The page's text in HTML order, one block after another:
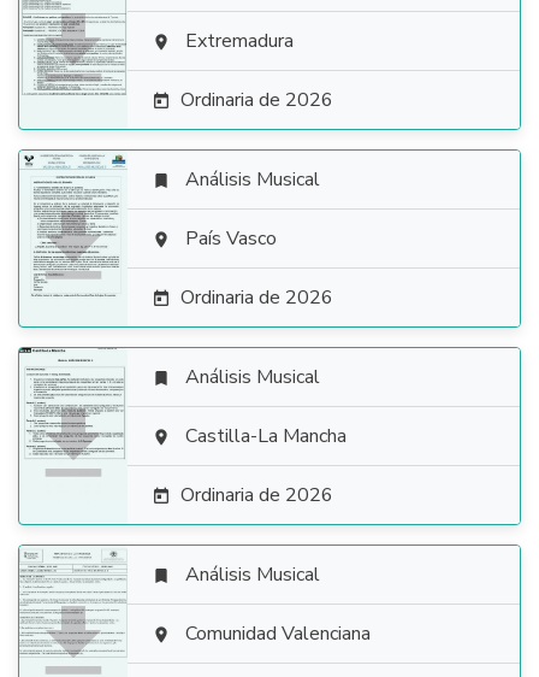
  Extremadura
 Ordinaria de 2026

 Análisis Musical
 País Vasco
 Ordinaria de 2026

 Análisis Musical
 Castilla-La Mancha
 Ordinaria de 2026

 Análisis Musical
 Comunidad Valenciana